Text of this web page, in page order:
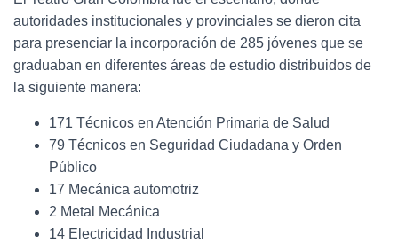
autoridades institucionales y provinciales se dieron cita
para presenciar la incorporación de 285 jóvenes que se
graduaban en diferentes áreas de estudio distribuidos de
la siguiente manera:
171 Técnicos en Atención Primaria de Salud
79 Técnicos en Seguridad Ciudadana y Orden
Público
17 Mecánica automotriz
2 Metal Mecánica
14 Electricidad Industrial